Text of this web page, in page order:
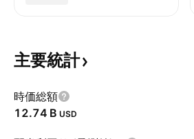
主要統計
時価総額
‪12.74 B‬ USD